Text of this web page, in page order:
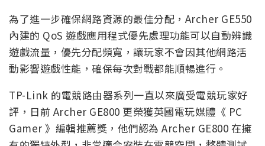
為了進一步確保網路資源的最佳分配，Archer GE550
內建的 QoS 遊戲應用程式優先處理功能可以自動辨識
遊戲流量，優先分配頻寬，讓玩家不會因其他網路活
動影響遊戲性能，確保每次對戰都能順暢進行。
TP-Link 的電競路由器系列一直以來廣受電競玩家好
評，日前 Archer GE800 更榮獲英國電玩媒體《 PC
Gamer 》編輯推薦獎，他們認為 Archer GE800 在擁